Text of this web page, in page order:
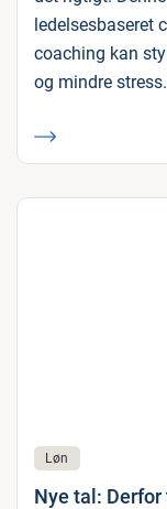
ledelsesbaseret
coaching kan
og mindre stress.
Løn
Nye tal: